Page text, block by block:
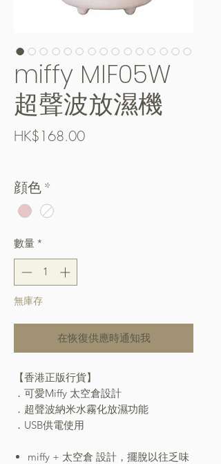
miffy MIF05W
超聲波放濕機
HK$168.00價
顔色 *
數量 *
無庫存
在恢復供應時通知我
【香港正版行貨】
．可愛Miffy 太空倉設計
．超聲波納米水霧化放濕功能
．USB供電使用
miffy + 太空倉 設計，擺脫以往乏味